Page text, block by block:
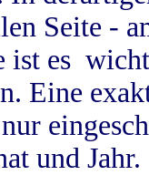
Seite -
ist es
Eine
und Jahr.